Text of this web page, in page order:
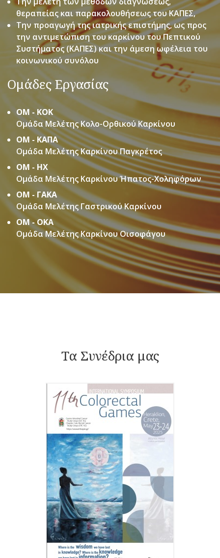
θεραπείας και παρακολουθήσεως του ΚΑΠΕΣ,
Την προαγωγή της ιατρικής επιστήμης, ως προς
την αντιμετώπιση του καρκίνου του Πεπτικού
Συστήματος (ΚΑΠΕΣ) και την άμεση ωφέλεια του
κοινωνικού συνόλου
Ομάδες Εργασίας
ΟΜ - ΚΟΚ
Ομάδα Μελέτης Κολο-Ορθικού Καρκίνου
ΟΜ - ΚΑΠΑ
Ομάδα Μελέτης Καρκίνου Παγκρέτος
ΟΜ - ΗΧ
Ομάδα Μελέτης Καρκίνου Ήπατος-Χοληφόρων
ΟΜ - ΓΑΚΑ
Ομάδα Μελέτης Γαστρικού Καρκίνου
ΟΜ - ΟΚΑ
Ομάδα Μελέτης Καρκίνου Οισοφάγου
Τα Συνέδρια μας